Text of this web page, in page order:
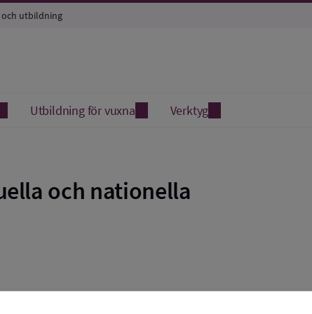
och utbildning
Utbildning för vuxna Verktyg
och nationella